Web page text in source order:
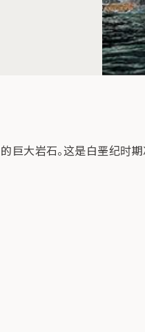
巨大岩石。这是白垩纪时